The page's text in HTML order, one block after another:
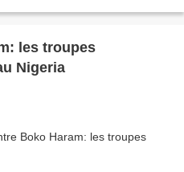
les troupes
Nigeria